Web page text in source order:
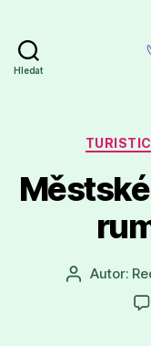
Hledat
Autor
příspěvku
Autor: